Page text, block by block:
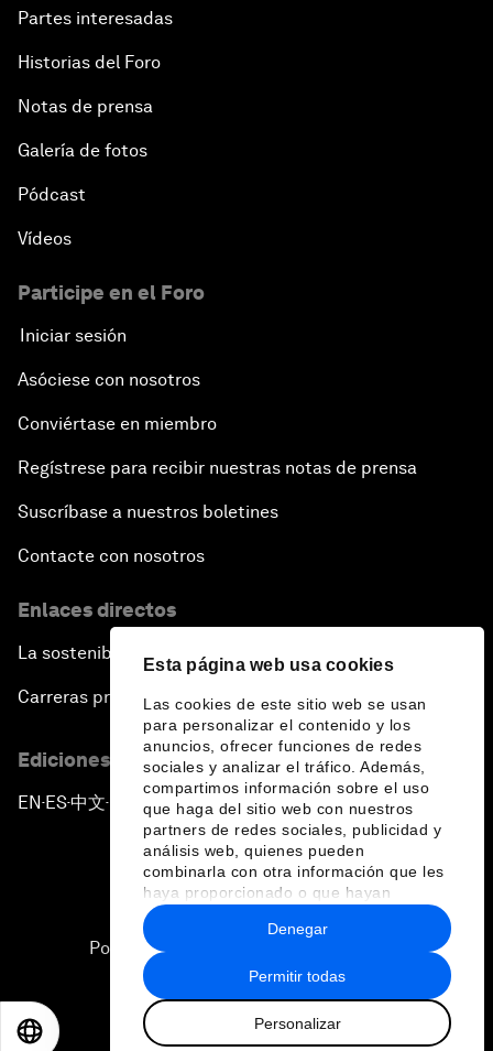
Esta página web usa cookies
Las cookies de este sitio web se usan
para personalizar el contenido y los
anuncios, ofrecer funciones de redes
sociales y analizar el tráfico. Además,
compartimos información sobre el uso
que haga del sitio web con nuestros
partners de redes sociales, publicidad y
análisis web, quienes pueden
combinarla con otra información que les
haya proporcionado o que hayan
recopilado a partir del uso que haya
hecho de sus servicios.
Permitir todas
Personalizar
Denegar
Partes interesadas
Historias del Foro
Notas de prensa
Galería de fotos
Pódcast
Vídeos
Participe en el Foro
Iniciar sesión
Asóciese con nosotros
Conviértase en miembro
Regístrese para recibir nuestras notas de prensa
Suscríbase a nuestros boletines
Contacte con nosotros
Enlaces directos
La sostenibilidad en el Foro
Carreras profesionales
Ediciones en otros idiomas
EN ▪ ES▪中文▪ 日本語
Política de privacidad y normas de uso
2026 Foro Económico Mundial